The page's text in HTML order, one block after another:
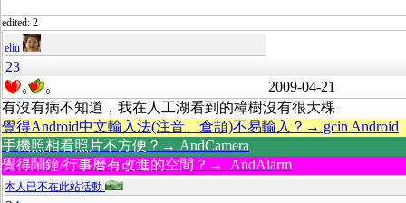
edited: 2
eliu
23
0 0
2009-04-21
有沒有病不知道，我在人工湖看到的樟樹沒有很大棵
覺得Android中文輸入法(注音、倉頡)不易輸入？→ gcin Android
手機照相看照片不方便？→ AndCamera
覺得鬧鐘/行事曆有改進的空間？→ AndAlarm
本人已不在此站活動